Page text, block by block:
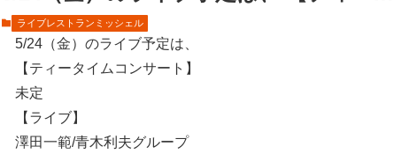
ライブレストランミッシェル
5/24（金）のライブ予定は、
【ティータイムコンサート】
未定
【ライブ】
澤田一範/青木利夫グループ